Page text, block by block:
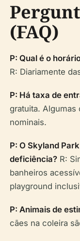
(FAQ)
P: Qual é o
R: Diariamente
P: Há taxa de
gratuita. Algumas
nominais.
P: O Skyland
deficiência? R:
banheiros
playground
P: Animais de
cães na coleira